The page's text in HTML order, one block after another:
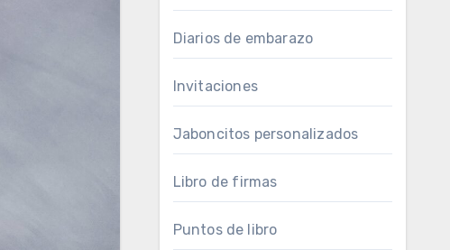
Diarios de embarazo
Invitaciones
Jaboncitos personalizados
Libro de firmas
Puntos de libro